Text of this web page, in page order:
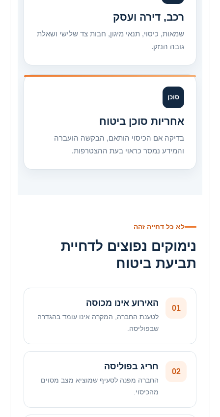
רכב, דירה ועסק
שמאות, כיסוי, תנאי מיגון, חבות צד שלישי ושאלת
גובה הנזק.
סוכן
אחריות סוכן ביטוח
בדיקה אם הכיסוי הותאם, הבקשה הועברה
והמידע נמסר כראוי בעת ההצטרפות.
לא כל דחייה זהה
נימוקים נפוצים לדחיית
תביעת ביטוח
01 האירוע אינו מכוסה
לטענת החברה, המקרה אינו עומד בהגדרה
שבפוליסה.
02 חריג בפוליסה
החברה מפנה לסעיף שמוציא מצב מסוים
מהכיסוי.